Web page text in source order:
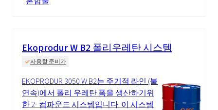
Ekoprodur W B2 폴리우레탄 시스템
사용할 준비가
EKOPRODUR 3050 W B2는 주기적 라인 (불
연속)에서 폴리 우레탄 폼을 생산하기위
한 2- 컴파운드 시스템입니다. 이 시스템